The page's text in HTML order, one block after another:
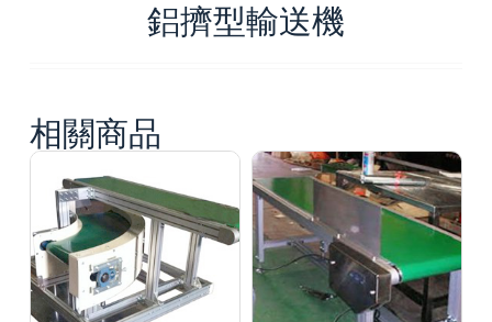
鋁擠型輸送機
相關商品